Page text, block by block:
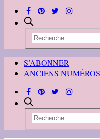
S’ABONNER
ANCIENS NUMÉROS